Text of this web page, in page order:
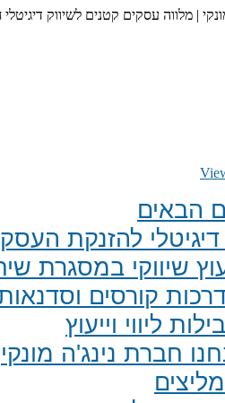
| מלווה עסקים קטנים לשיווק
הבאים
דיגיטלי להזנקת העסק
שיווקי במסגרת
קורסים וסדנאות
ליווי וייעוץ
חברת נינג'ה מונקי